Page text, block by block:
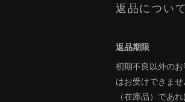
返品について
返品期限
初期不良以外の
はお受けできま
（在庫品）であ